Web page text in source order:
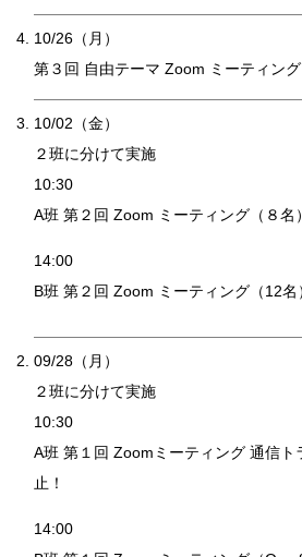
10/26（月）
第３回 自由テーマ Zoom ミーティング
10/02（金）
２班に分けて実施
10:30
A班 第２回 Zoom ミーティング（８名）
14:00
B班 第２回 Zoom ミーティング（12名
09/28（月）
２班に分けて実施
10:30
A班 第１回 Zoomミーティング 通信ト
止！
14:00